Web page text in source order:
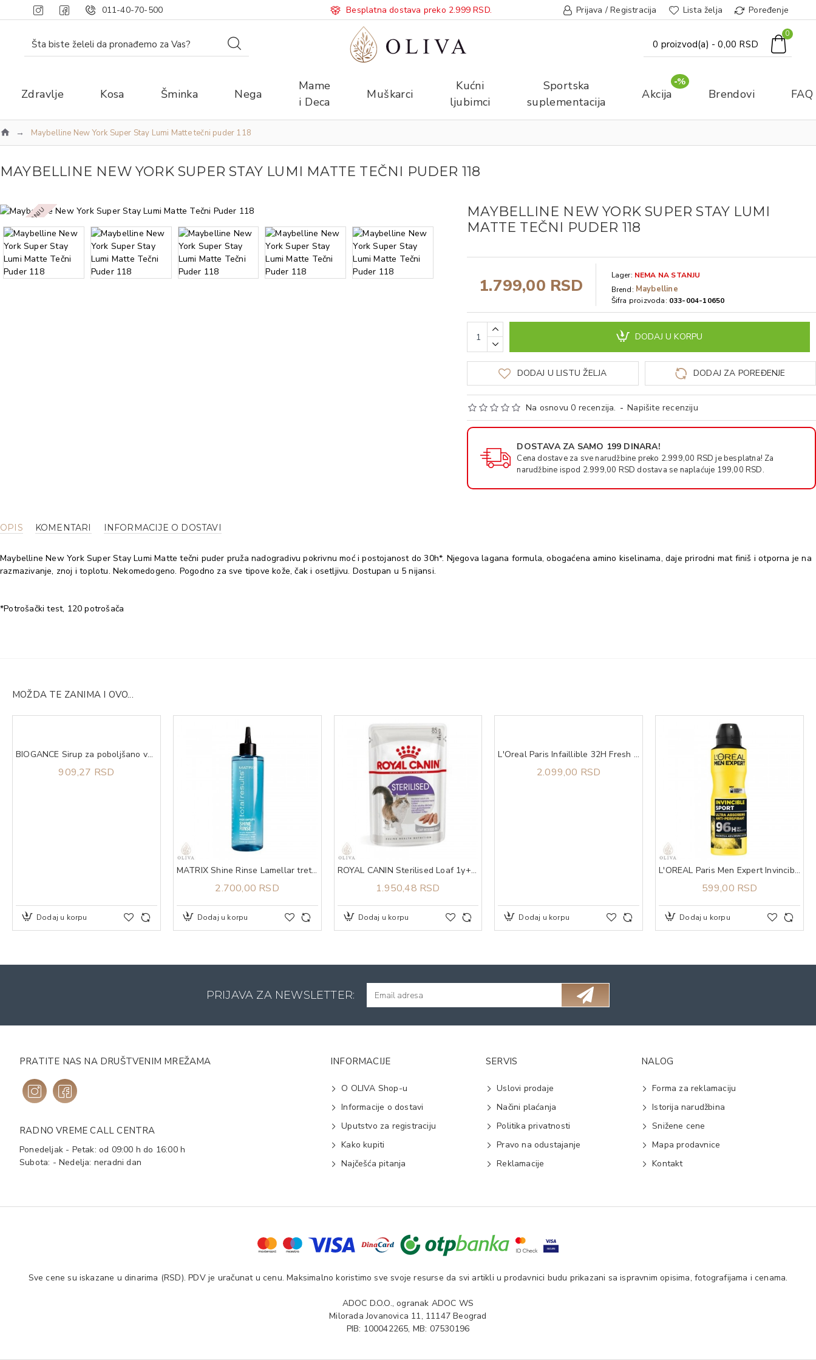
011-40-70-500 Besplatna dostava preko 2.999 RSD. Prijava / Registracija Lista želja Poređenje
0 proizvod(a) - 0,00 RSD
0
Zdravlje Kosa Šminka Nega
Mame
i Deca
Muškarci
Kućni
ljubimci
Sportska
suplementacija
Akcija
-%
Brendovi FAQ
Maybelline New York Super Stay Lumi Matte tečni puder 118​
MAYBELLINE NEW YORK SUPER STAY LUMI MATTE TEČNI PUDER 118​
NEMA NA STANJU
MAYBELLINE NEW YORK SUPER STAY LUMI
MATTE TEČNI PUDER 118​
Na osnovu 0 recenzija. - Napišite recenziju
1.799,00 RSD Lager: NEMA NA STANJU
Brend: Maybelline
Šifra proizvoda: 033-004-10650
DODAJ U KORPU
DODAJ U LISTU ŽELJA DODAJ ZA POREĐENJE
DOSTAVA ZA SAMO 199 DINARA!
Cena dostave za sve narudžbine preko 2.999,00 RSD je besplatna! Za
narudžbine ispod 2.999,00 RSD dostava se naplaćuje 199,00 RSD.
OPIS KOMENTARI INFORMACIJE O DOSTAVI
Maybelline New York Super Stay Lumi Matte tečni puder pruža nadogradivu pokrivnu moć i postojanost do 30h*. Njegova lagana formula, obogaćena amino kiselinama, daje prirodni mat finiš i otporna je na
razmazivanje, znoj i toplotu. Nekomedogeno. Pogodno za sve tipove kože, čak i osetljivu. Dostupan u 5 nijansi.
*Potrošački test, 120 potrošača
MOŽDA TE ZANIMA I OVO...
BIOGANCE Sirup za poboljšano varenje Phytocare digest+ 200ml
909,27 RSD
Dodaj u korpu
MATRIX Shine Rinse Lamellar tretman 250ml
2.700,00 RSD
Dodaj u korpu
ROYAL CANIN Sterilised Loaf 1y+ 12x85gr
1.950,48 RSD
Dodaj u korpu
L'Oreal Paris Infaillible 32H Fresh Wear 235 cool
2.099,00 RSD
Dodaj u korpu
L'OREAL Paris Men Expert Invincible Sport 96h dezodorans u spreju 150 ml
599,00 RSD
Dodaj u korpu
PRIJAVA ZA NEWSLETTER:
PRATITE NAS NA DRUŠTVENIM MREŽAMA
RADNO VREME CALL CENTRA
Ponedeljak - Petak: od 09:00 h do 16:00 h
Subota: - Nedelja: neradni dan
INFORMACIJE
O OLIVA Shop-u
Informacije o dostavi
Uputstvo za registraciju
Kako kupiti
Najčešća pitanja
SERVIS
Uslovi prodaje
Načini plaćanja
Politika privatnosti
Pravo na odustajanje
Reklamacije
NALOG
Forma za reklamaciju
Istorija narudžbina
Snižene cene
Mapa prodavnice
Kontakt
Sve cene su iskazane u dinarima (RSD). PDV je uračunat u cenu. Maksimalno koristimo sve svoje resurse da svi artikli u prodavnici budu prikazani sa ispravnim opisima, fotografijama i cenama.
ADOC D.O.O., ogranak ADOC WS
Milorada Jovanovica 11, 11147 Beograd
PIB: 100042265, MB: 07530196